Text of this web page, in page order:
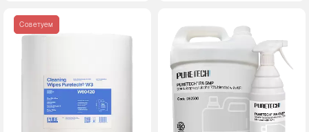
Советуем